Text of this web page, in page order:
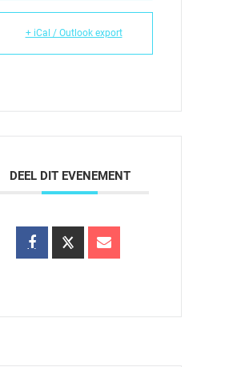
+ iCal / Outlook export
DEEL DIT EVENEMENT